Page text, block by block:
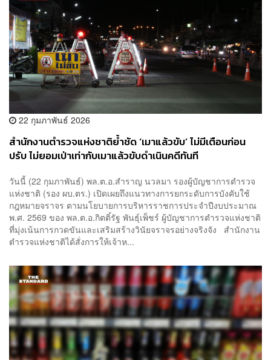
22 กุมภาพันธ์ 2026
สำนักงานตำรวจแห่งชาติย้ำชัด ‘เมาแล้วขับ’ ไม่มีเตือนก่อน
ปรับ ไม่ยอมเป่าเท่ากับเมาแล้วขับดำเนินคดีทันที
วันนี้ (22 กุมภาพันธ์) พล.ต.อ.สำราญ นวลมา รองผู้บัญชาการตำรวจ
แห่งชาติ (รอง ผบ.ตร.) เปิดเผยถึงแนวทางการยกระดับการบังคับใช้
กฎหมายจราจร ตามนโยบายการบริหารราชการประจำปีงบประมาณ
พ.ศ. 2569 ของ พล.ต.อ.กิตติ์รัฐ พันธุ์เพ็ชร์ ผู้บัญชาการตำรวจแห่งชาติ
ที่มุ่งเน้นการกวดขันและเสริมสร้างวินัยจราจรอย่างจริงจัง สำนักงาน
ตำรวจแห่งชาติได้สั่งการให้เจ้าห...